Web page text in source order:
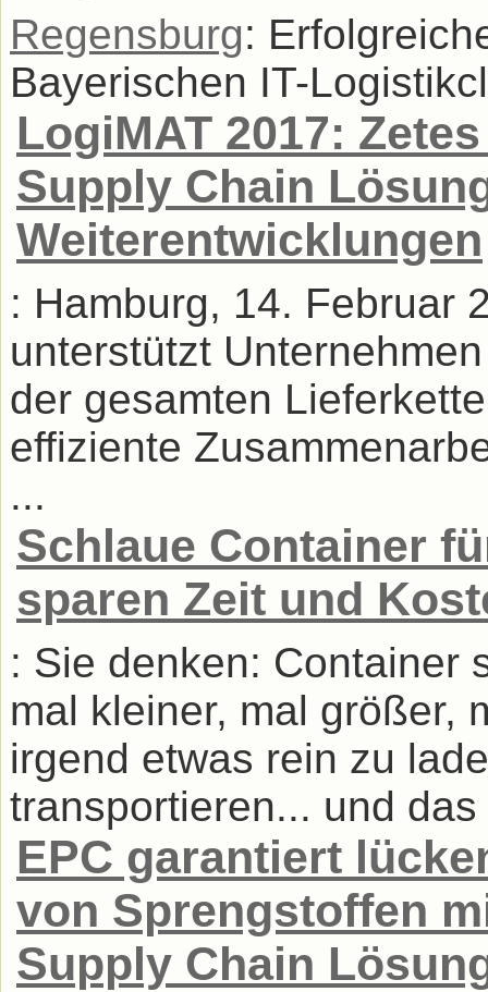
Regensburg:
Bayerischen IT-
LogiMAT 2017:
Supply Chain
Weiterentwicklungen
: Hamburg, 14. Februar
unterstützt
der gesamten
effiziente
...
Schlaue Container
sparen Zeit und
: Sie denken: Container
mal kleiner, mal größer,
irgend etwas rein zu
transportieren... und
EPC garantiert
von Sprengstoffen
Supply Chain